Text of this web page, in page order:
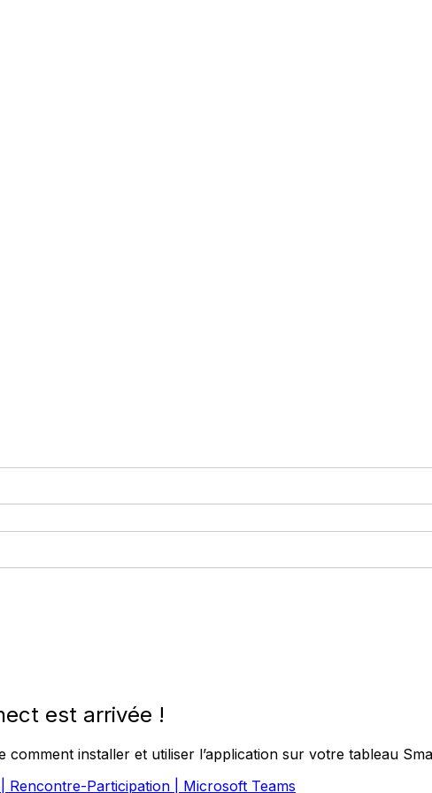
est arrivée !
installer et utiliser l’application sur votre tableau
Rencontre-Participation | Microsoft Teams